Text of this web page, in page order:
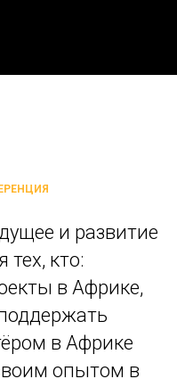
и развитие
тех, кто:
в Африке,
в Африке
опытом в